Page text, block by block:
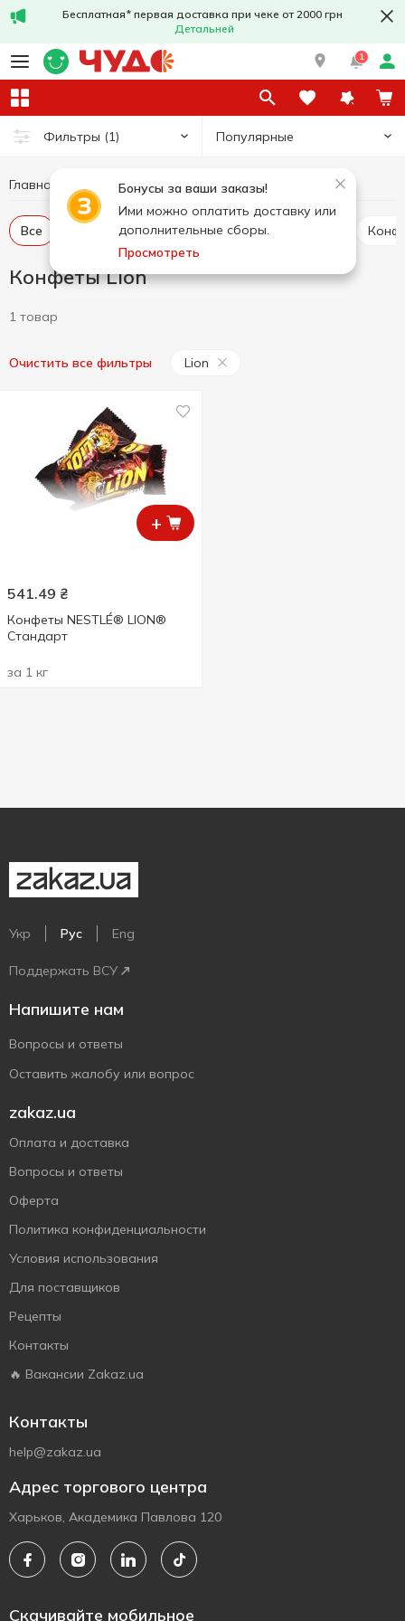
Бесплатная* первая доставка при чеке от 2000 грн
Детальней
1
Фильтры (1) Популярные
Бонусы за ваши заказы!
Ими можно оплатить доставку или
дополнительные сборы.
Просмотреть
Главная Сладости Конфеты Конфеты Lion
Все Конфеты весовые Конфеты в пакетах
Конфеты Lion
1 товар
Очистить все фильтры Lion
+
541.49 ₴
Конфеты NESTLÉ® LION®
Стандарт
за 1 кг
Укр Рус Eng
Поддержать ВСУ
Напишите нам
Вопросы и ответы
Оставить жалобу или вопрос
zakaz.ua
Оплата и доставка
Вопросы и ответы
Оферта
Политика конфиденциальности
Условия использования
Для поставщиков
Рецепты
Контакты
🔥 Вакансии Zakaz.ua
Контакты
help@zakaz.ua
Адрес торгового центра
Харьков, Академика Павлова 120
Скачивайте мобильное